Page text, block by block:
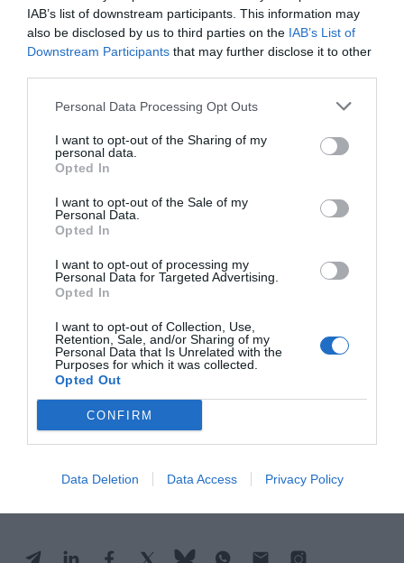
IAB’s list of downstream participants. This information may
also be disclosed by us to third parties on the IAB’s List of
Downstream Participants that may further disclose it to other
Personal Data Processing Opt Outs
I want to opt-out of the Sharing of my
personal data.
Opted In
I want to opt-out of the Sale of my
Personal Data.
Opted In
I want to opt-out of processing my
Personal Data for Targeted Advertising.
Opted In
I want to opt-out of Collection, Use,
Retention, Sale, and/or Sharing of my
Personal Data that Is Unrelated with the
Purposes for which it was collected.
Opted Out
CONFIRM
Data Deletion Data Access Privacy Policy
tenen projectes a desenvolupar. Igualment es
faran les primeresatencions individualitzades a
empresesque tenen un projecte que poden
desenvolupar utilitzant les tecnologies de
l’espai SPMakers, com per exemple la fabricació
continuaran desenvolupant formacions
d'iniciació, reciclatge i especialització per a
empreses i professionals; accions per a docents
de Formació Professional, formació per a
persones aturades i suport a projectes específics
de fabricació digital promogut per empreses i
professionals.
AfegirVIA Empresa
Google de forma gratuïta